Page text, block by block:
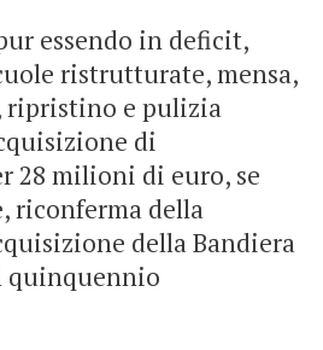
essendo in deficit,
ristrutturate, mensa,
ripristino e pulizia
di
28 milioni di euro, se
riconferma della
della Bandiera
quinquennio